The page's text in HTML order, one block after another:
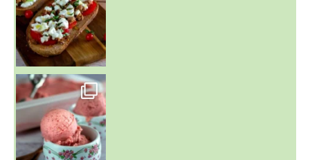
~ NICE CREAM À LA FRAISE ~
Presque un mois que